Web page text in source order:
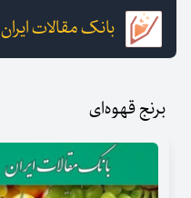
بانک مقالات ایران
برنج قهوه‌ای